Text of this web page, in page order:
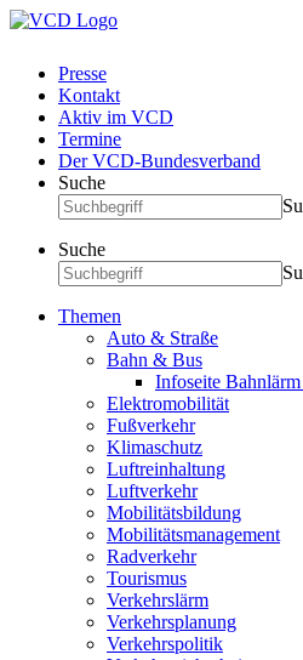
Presse
Kontakt
Aktiv im VCD
Termine
Der VCD-Bundesverband
Suche
Suche
Themen
Auto & Straße
Bahn & Bus
Infoseite
Elektromobilität
Fußverkehr
Klimaschutz
Luftreinhaltung
Luftverkehr
Mobilitätsbildung
Mobilitätsmanagement
Radverkehr
Tourismus
Verkehrslärm
Verkehrsplanung
Verkehrspolitik